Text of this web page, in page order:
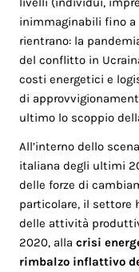
inimmaginabili fino a
rientrano: la
del conflitto in
costi energetici e
di
ultimo lo scoppio
All’interno dello
italiana degli ultimi
delle forze di
particolare, il settore
delle attività
2020, allacrisi
rimbalzo inflattivo